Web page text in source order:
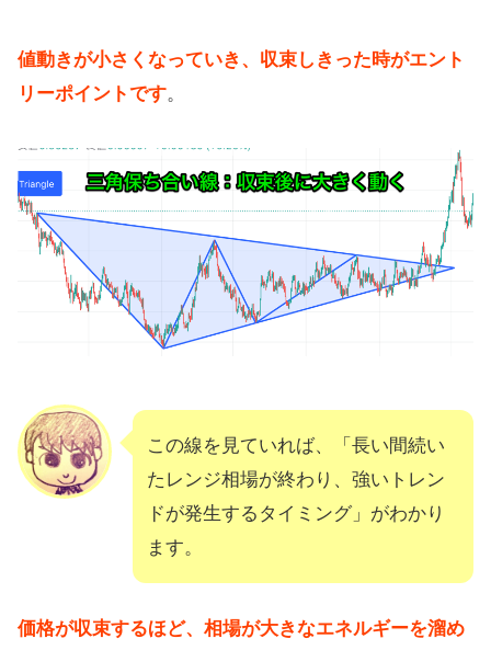
値動きが小さくなっていき、収束しきった時がエント
リーポイントです。
この線を見ていれば、「長い間続い
たレンジ相場が終わり、強いトレン
ドが発生するタイミング」がわかり
ます。
価格が収束するほど、相場が大きなエネルギーを溜め